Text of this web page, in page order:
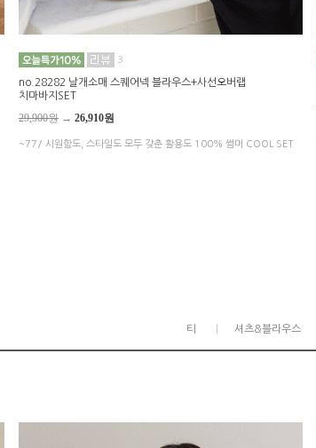
3
no.28282 날개소매 스퀘어넥 블라우스+사선오버랩
치마바지SET
29,900원 → 26,910원
~77/ 시원함도, 스타일도 모두 갖춘 활용도 100% 썸머 COOL SET
티 셔츠&블라우스